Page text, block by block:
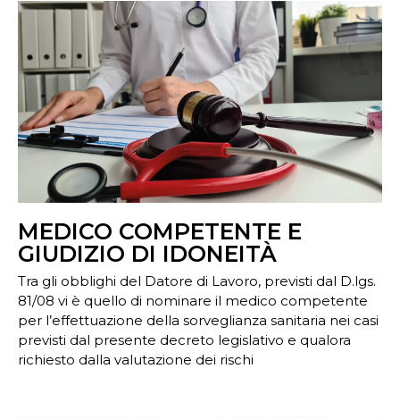
MEDICO COMPETENTE E
GIUDIZIO DI IDONEITÀ
Tra gli obblighi del Datore di Lavoro, previsti dal D.lgs.
81/08 vi è quello di nominare il medico competente
per l’effettuazione della sorveglianza sanitaria nei casi
previsti dal presente decreto legislativo e qualora
richiesto dalla valutazione dei rischi